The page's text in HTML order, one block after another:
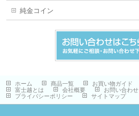
純金コイン
ホーム 商品一覧 お買い物ガイド
富士越とは
会社概要 お問い合わせ
プライバシーポリシー
サイトマップ